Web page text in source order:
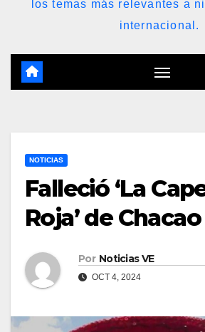
los temas más relevantes a
internacional.
NOTICIAS
Falleció ‘La
Roja’ de Chacao
Por Noticias VE
OCT 4, 2024